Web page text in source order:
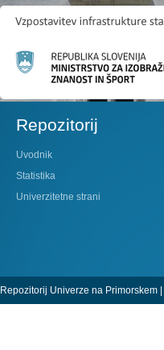
Repozitorij
Uvodnik
Statistika
Univerzitetne strani
Repozitorij Univerze na Primorskem |